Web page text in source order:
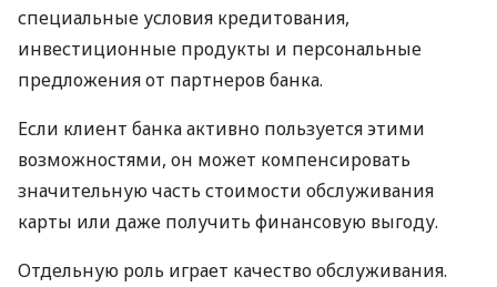
специальные условия кредитования,
инвестиционные продукты и персональные
предложения от партнеров банка.
Если клиент банка активно пользуется этими
возможностями, он может компенсировать
значительную часть стоимости обслуживания
карты или даже получить финансовую выгоду.
Отдельную роль играет качество обслуживания.